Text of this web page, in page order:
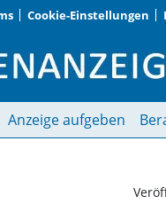
Cookie-Einstellungen
Anzeige aufgeben